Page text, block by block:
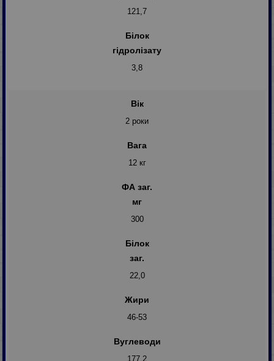
121,7
Білок
гідролізату
3,8
Вік
2 роки
Вага
12 кг
ФА заг.
мг
300
Білок
заг.
22,0
Жири
46-53
Вуглеводи